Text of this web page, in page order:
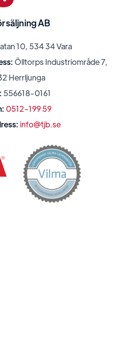
AB
10, 534 34 Vara
Ölltorps Industriområde 7,
Herrljunga
556618-0161
0512-199 59
info@tjb.se